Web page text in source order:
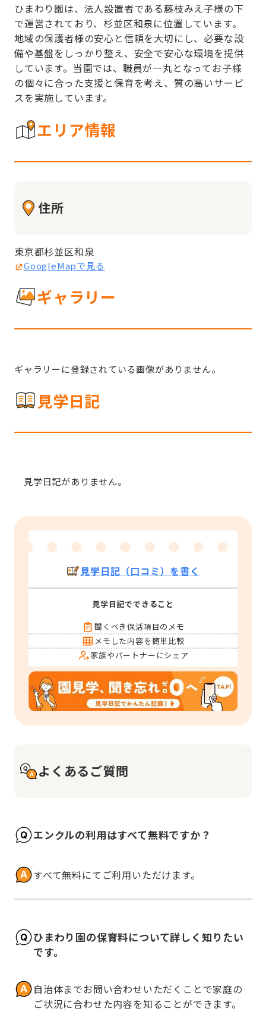
ひまわり園は、法人設置者である藤枝みえ子様の下
で運営されており、杉並区和泉に位置しています。
地域の保護者様の安心と信頼を大切にし、必要な設
備や基盤をしっかり整え、安全で安心な環境を提供
しています。当園では、職員が一丸となってお子様
の個々に合った支援と保育を考え、質の高いサービ
スを実施しています。
エリア情報
住所
東京都杉並区和泉
GoogleMapで見る
ギャラリー
ギャラリーに登録されている画像がありません。
見学日記
見学日記がありません。
見学日記（口コミ）を書く
見学日記でできること
聞くべき保活項目のメモ
メモした内容を簡単比較
家族やパートナーにシェア
よくあるご質問
エンクルの利用はすべて無料ですか？
すべて無料にてご利用いただけます。
ひまわり園の保育料について詳しく知りたい
です。
自治体までお問い合わせいただくことで家庭の
ご状況に合わせた内容を知ることができます。